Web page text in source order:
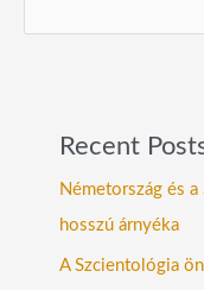
Recent
Németország és
hosszú árnyéka
A Szcientológia